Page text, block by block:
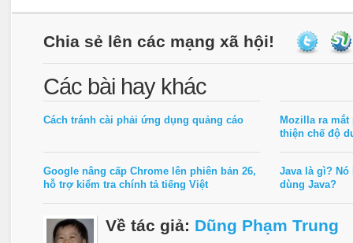
Chia sẻ lên các mạng xã hội!
Các bài hay khác
Cách tránh cài phải ứng dụng quảng cáo
Mozilla ra mắt
thiện chế độ
Google nâng cấp Chrome lên phiên bản 26,
hỗ trợ kiểm tra chính tả tiếng Việt
Java là gì? Nó
dùng Java?
Về tác giả: Dũng Phạm Trung